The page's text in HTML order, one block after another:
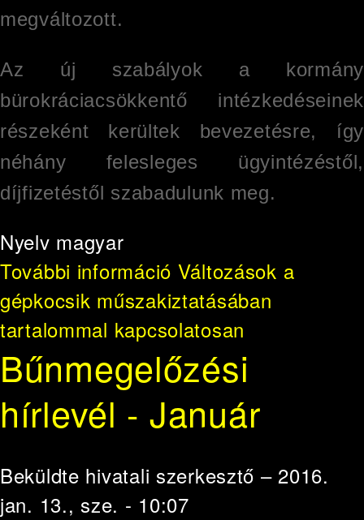
megváltozott.
Az új szabályok a kormány
bürokráciacsökkentő intézkedéseinek
részeként kerültek bevezetésre, így
néhány felesleges ügyintézéstől,
díjfizetéstől szabadulunk meg.
Nyelv magyar
További információ Változások a
gépkocsik műszakiztatásában
tartalommal kapcsolatosan
Bűnmegelőzési
hírlevél - Január
Beküldte hivatali szerkesztő – 2016.
jan. 13., sze. - 10:07